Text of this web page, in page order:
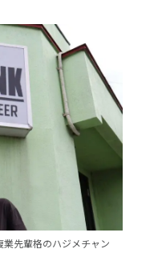
先輩格のハジメチャン